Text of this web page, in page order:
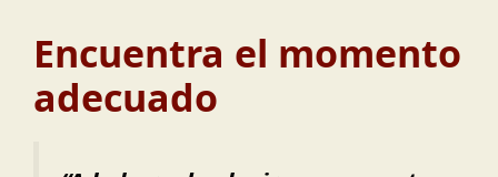
Encuentra el momento
adecuado